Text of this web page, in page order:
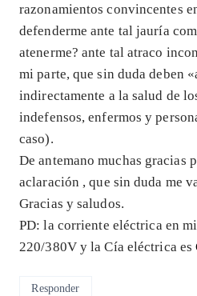
razonamientos convincentes
defenderme ante tal jauría
atenerme? ante tal atraco
mi parte, que sin duda deben
indirectamente a la salud de
indefensos, enfermos y
caso).
De antemano muchas gracias
aclaración , que sin duda me
Gracias y saludos.
PD: la corriente eléctrica en
220/380V y la Cía eléctrica es
Responder